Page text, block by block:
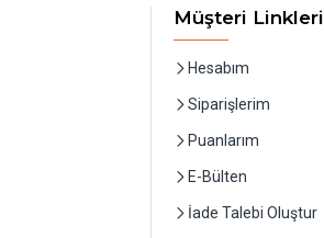
Müşteri Linkleri
Hesabım
Siparişlerim
Puanlarım
E-Bülten
İade Talebi Oluştur